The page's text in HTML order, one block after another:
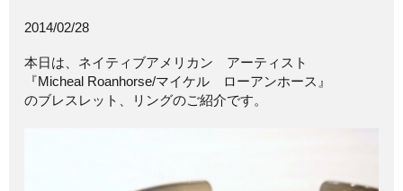
2014/02/28
本日は、ネイティブアメリカン アーティスト
『Micheal Roanhorse/マイケル ローアンホース』
のブレスレット、リングのご紹介です。